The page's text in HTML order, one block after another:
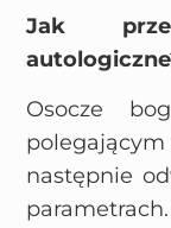
Jak
Osocze
następnie